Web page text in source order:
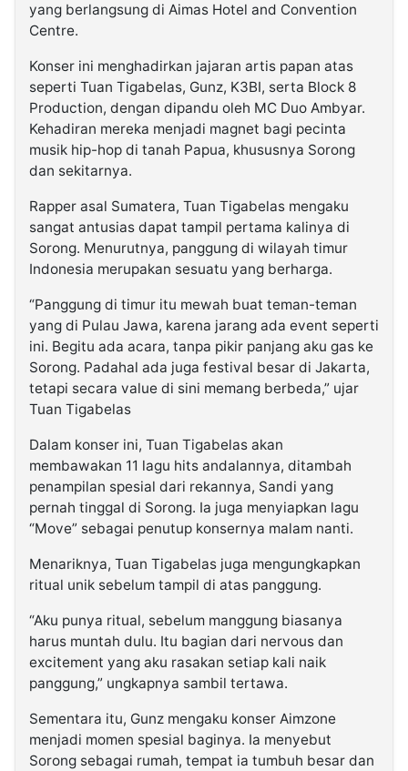
yang berlangsung di Aimas Hotel and Convention
Centre.
Konser ini menghadirkan jajaran artis papan atas
seperti Tuan Tigabelas, Gunz, K3BI, serta Block 8
Production, dengan dipandu oleh MC Duo Ambyar.
Kehadiran mereka menjadi magnet bagi pecinta
musik hip-hop di tanah Papua, khususnya Sorong
dan sekitarnya.
Rapper asal Sumatera, Tuan Tigabelas mengaku
sangat antusias dapat tampil pertama kalinya di
Sorong. Menurutnya, panggung di wilayah timur
Indonesia merupakan sesuatu yang berharga.
“Panggung di timur itu mewah buat teman-teman
yang di Pulau Jawa, karena jarang ada event seperti
ini. Begitu ada acara, tanpa pikir panjang aku gas ke
Sorong. Padahal ada juga festival besar di Jakarta,
tetapi secara value di sini memang berbeda,” ujar
Tuan Tigabelas
Dalam konser ini, Tuan Tigabelas akan
membawakan 11 lagu hits andalannya, ditambah
penampilan spesial dari rekannya, Sandi yang
pernah tinggal di Sorong. Ia juga menyiapkan lagu
“Move” sebagai penutup konsernya malam nanti.
Menariknya, Tuan Tigabelas juga mengungkapkan
ritual unik sebelum tampil di atas panggung.
“Aku punya ritual, sebelum manggung biasanya
harus muntah dulu. Itu bagian dari nervous dan
excitement yang aku rasakan setiap kali naik
panggung,” ungkapnya sambil tertawa.
Sementara itu, Gunz mengaku konser Aimzone
menjadi momen spesial baginya. Ia menyebut
Sorong sebagai rumah, tempat ia tumbuh besar dan